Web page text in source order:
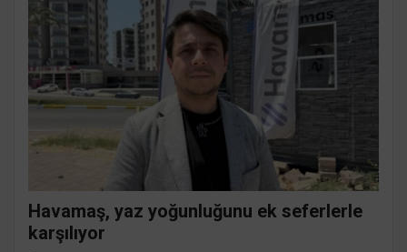
Havamaş, yaz yoğunluğunu ek seferlerle
karşılıyor